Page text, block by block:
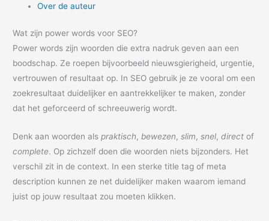
Over de auteur
Wat zijn power words voor SEO?
Power words zijn woorden die extra nadruk geven aan een
boodschap. Ze roepen bijvoorbeeld nieuwsgierigheid, urgentie,
vertrouwen of resultaat op. In SEO gebruik je ze vooral om een
zoekresultaat duidelijker en aantrekkelijker te maken, zonder
dat het geforceerd of schreeuwerig wordt.
Denk aan woorden alspraktisch,bewezen,slim,snel,direct of
complete. Op zichzelf doen die woorden niets bijzonders. Het
verschil zit in de context. In een sterke title tag of meta
description kunnen ze net duidelijker maken waarom iemand
juist op jouw resultaat zou moeten klikken.